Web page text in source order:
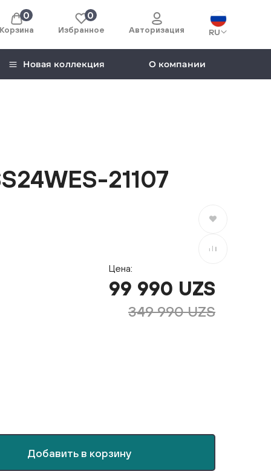
Корзина
0 0
Избранное Авторизация RU
Новая коллекция О компании
21107
В избранное
В сравнение
Цена:
99 990 UZS
349 990 UZS
Добавить в корзину